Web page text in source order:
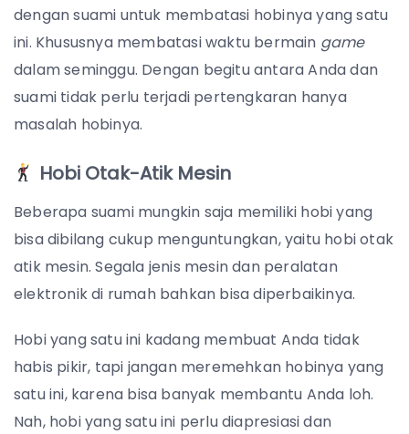
dengan suami untuk membatasi hobinya yang satu
ini. Khususnya membatasi waktu bermain game
dalam seminggu. Dengan begitu antara Anda dan
suami tidak perlu terjadi pertengkaran hanya
masalah hobinya.
Hobi Otak-Atik Mesin
Beberapa suami mungkin saja memiliki hobi yang
bisa dibilang cukup menguntungkan, yaitu hobi otak
atik mesin. Segala jenis mesin dan peralatan
elektronik di rumah bahkan bisa diperbaikinya.
Hobi yang satu ini kadang membuat Anda tidak
habis pikir, tapi jangan meremehkan hobinya yang
satu ini, karena bisa banyak membantu Anda loh.
Nah, hobi yang satu ini perlu diapresiasi dan